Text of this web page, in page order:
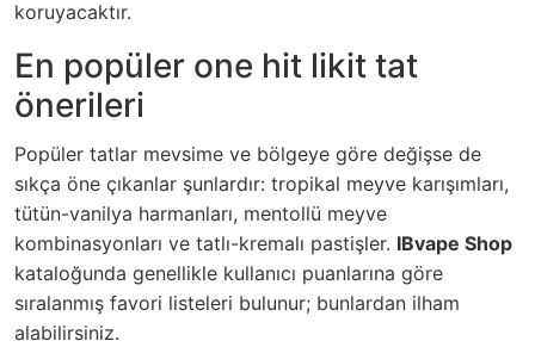
koruyacaktır.
En popüler one hit likit tat
önerileri
Popüler tatlar mevsime ve bölgeye göre değişse de
sıkça öne çıkanlar şunlardır: tropikal meyve karışımları,
tütün-vanilya harmanları, mentollü meyve
kombinasyonları ve tatlı-kremalı pastişler. IBvape Shop
kataloğunda genellikle kullanıcı puanlarına göre
sıralanmış favori listeleri bulunur; bunlardan ilham
alabilirsiniz.